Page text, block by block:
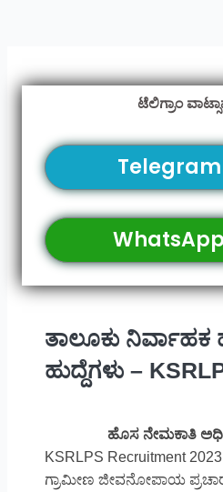
ಟೆಲಿಗ್ರಾಂ
ತಾಲೂಕು
ಹುದ್ದೆಗಳು –
ಹೊಸ ನೇಮಕಾತಿ
KSRLPS Recruitment
ಗ್ರಾಮೀಣ ಜೀವನೋಪಾಯ